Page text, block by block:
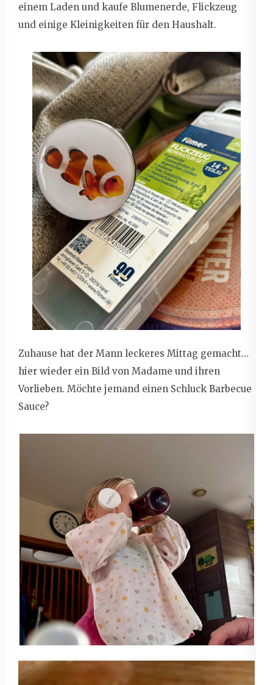
einem Laden und kaufe Blumenerde, Flickzeug
und einige Kleinigkeiten für den Haushalt.
Zuhause hat der Mann leckeres Mittag gemacht…
hier wieder ein Bild von Madame und ihren
Vorlieben. Möchte jemand einen Schluck Barbecue
Sauce?